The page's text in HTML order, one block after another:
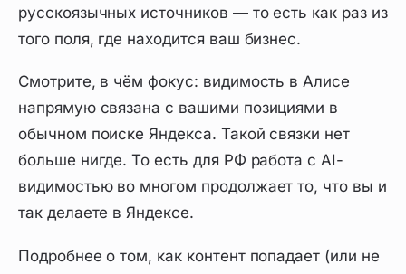
русскоязычных источников — то есть как раз из
того поля, где находится ваш бизнес.
Смотрите, в чём фокус: видимость в Алисе
напрямую связана с вашими позициями в
обычном поиске Яндекса. Такой связки нет
больше нигде. То есть для РФ работа с AI-
видимостью во многом продолжает то, что вы и
так делаете в Яндексе.
Подробнее о том, как контент попадает (или не